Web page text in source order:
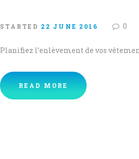
STARTED 22 JUNE 2016 0
Planifiez l’enlèvement de vos
READ MORE